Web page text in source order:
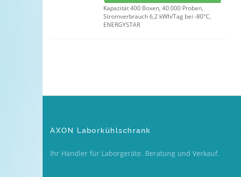
Kapazität 400 Boxen, 40.000 Proben,
Stromverbrauch 6,2 kWh/Tag bei -80°C,
ENERGYSTAR
AXON Laborkühlschrank
Ihr Händler für Laborgeräte. Beratung und Verkauf.